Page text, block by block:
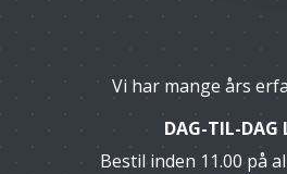
Vi har mange års
DAG-TIL-
Bestil inden 11.00 på